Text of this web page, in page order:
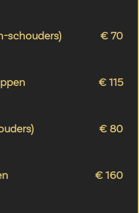
schouders) € 70
€ 115
€ 80
€ 160